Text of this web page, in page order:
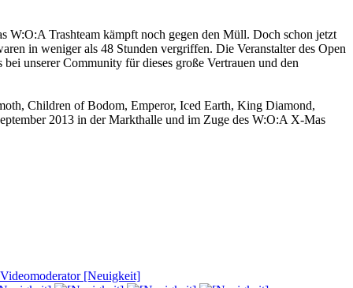
W:O:A Trashteam kämpft noch gegen den Müll. Doch schon jetzt
in weniger als 48 Stunden vergriffen. Die Veranstalter des Open
unserer Community für dieses große Vertrauen und den
Children of Bodom, Emperor, Iced Earth, King Diamond,
2013 in der Markthalle und im Zuge des W:O:A X-Mas